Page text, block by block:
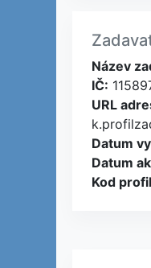
Název
IČ:
URL
Datum
Datum
Kod